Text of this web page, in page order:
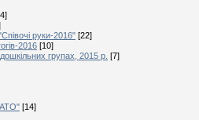
руки-2016" [22]
2016 [10]
групах, 2015 р. [7]
АТО" [14]